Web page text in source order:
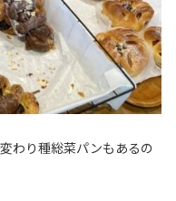
わり種総菜パンもあるの